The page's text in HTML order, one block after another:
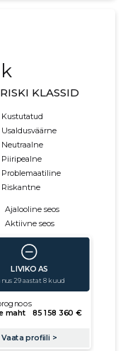
KLASSID
Kustutatud
Usaldusväärne
Neutraalne
Piiripealne
Problemaatiline
Riskantne
Ajalooline seos
Aktiivne seos
käibe suurus
võla suurus
Seoste laiendamine